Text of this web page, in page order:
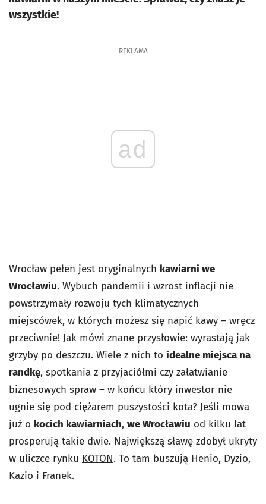
wszystkie!
REKLAMA
ad
Wrocław pełen jest oryginalnych kawiarni we
Wrocławiu. Wybuch pandemii i wzrost inflacji nie
powstrzymały rozwoju tych klimatycznych
miejscówek, w których możesz się napić kawy – wręcz
przeciwnie! Jak mówi znane przysłowie: wyrastają jak
grzyby po deszczu. Wiele z nich to idealne miejsca na
randkę, spotkania z przyjaciółmi czy załatwianie
biznesowych spraw – w końcu który inwestor nie
ugnie się pod ciężarem puszystości kota? Jeśli mowa
już o kocich kawiarniach, we Wrocławiu od kilku lat
prosperują takie dwie. Największą sławę zdobył ukryty
w uliczce rynku KOTON. To tam buszują Henio, Dyzio,
Kazio i Franek.